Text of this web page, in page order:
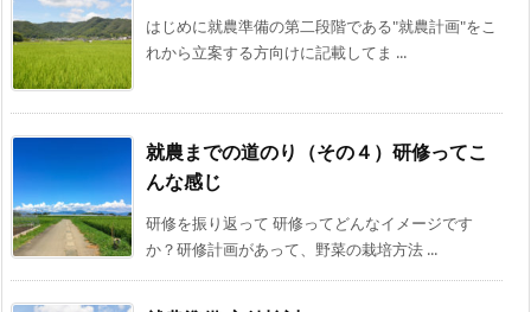
はじめに就農準備の第二段階である"就農計画"をこ
れから立案する方向けに記載してま ...
就農までの道のり（その４）研修ってこ
んな感じ
研修を振り返って 研修ってどんなイメージです
か？研修計画があって、野菜の栽培方法 ...